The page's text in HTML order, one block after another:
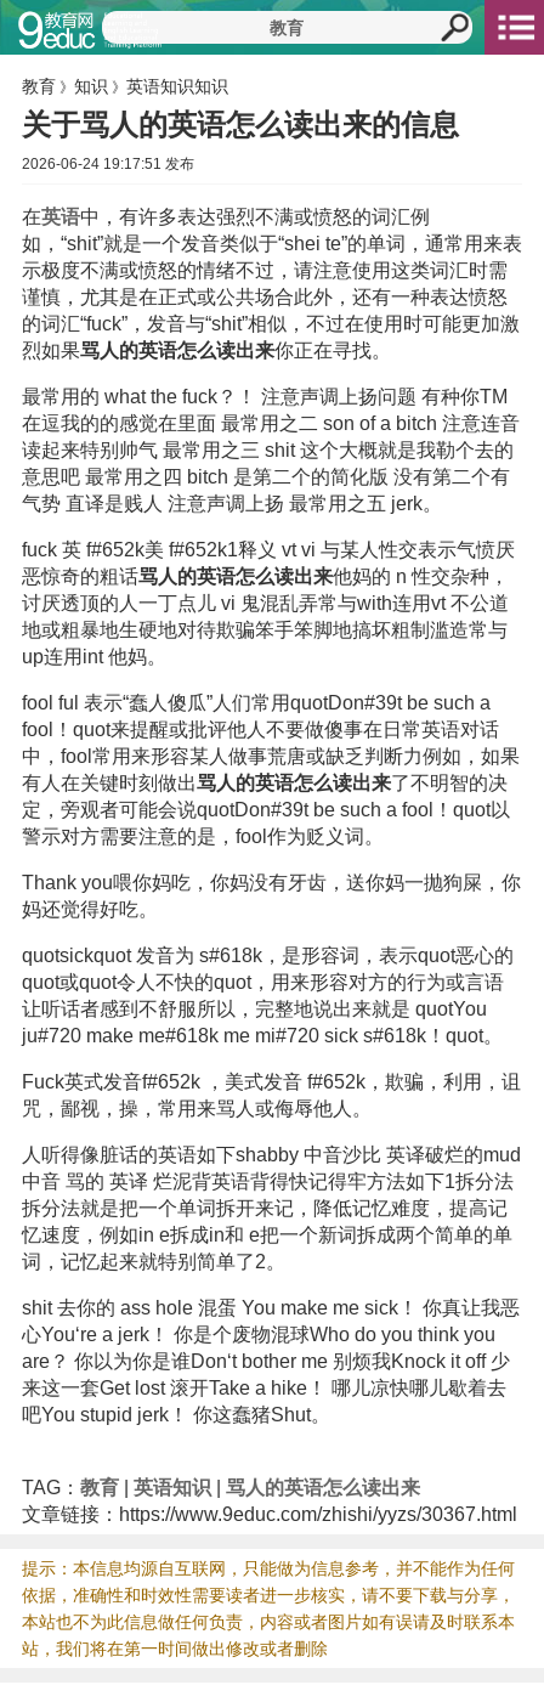
教育 》 知识 》 英语知识知识
关于骂人的英语怎么读出来的信息
2026-06-24 19:17:51 发布
在英语中，有许多表达强烈不满或愤怒的词汇例
如，“shit”就是一个发音类似于“shei te”的单词，通常用来表
示极度不满或愤怒的情绪不过，请注意使用这类词汇时需
谨慎，尤其是在正式或公共场合此外，还有一种表达愤怒
的词汇“fuck”，发音与“shit”相似，不过在使用时可能更加激
烈如果骂人的英语怎么读出来你正在寻找。
最常用的 what the fuck？！ 注意声调上扬问题 有种你TM
在逗我的的感觉在里面 最常用之二 son of a bitch 注意连音
读起来特别帅气 最常用之三 shit 这个大概就是我勒个去的
意思吧 最常用之四 bitch 是第二个的简化版 没有第二个有
气势 直译是贱人 注意声调上扬 最常用之五 jerk。
fuck 英 f#652k美 f#652k1释义 vt vi 与某人性交表示气愤厌
恶惊奇的粗话骂人的英语怎么读出来他妈的 n 性交杂种，
讨厌透顶的人一丁点儿 vi 鬼混乱弄常与with连用vt 不公道
地或粗暴地生硬地对待欺骗笨手笨脚地搞坏粗制滥造常与
up连用int 他妈。
fool ful 表示“蠢人傻瓜”人们常用quotDon#39t be such a
fool！quot来提醒或批评他人不要做傻事在日常英语对话
中，fool常用来形容某人做事荒唐或缺乏判断力例如，如果
有人在关键时刻做出骂人的英语怎么读出来了不明智的决
定，旁观者可能会说quotDon#39t be such a fool！quot以
警示对方需要注意的是，fool作为贬义词。
Thank you喂你妈吃，你妈没有牙齿，送你妈一抛狗屎，你
妈还觉得好吃。
quotsickquot 发音为 s#618k，是形容词，表示quot恶心的
quot或quot令人不快的quot，用来形容对方的行为或言语
让听话者感到不舒服所以，完整地说出来就是 quotYou
ju#720 make me#618k me mi#720 sick s#618k！quot。
Fuck英式发音f#652k ，美式发音 f#652k，欺骗，利用，诅
咒，鄙视，操，常用来骂人或侮辱他人。
人听得像脏话的英语如下shabby 中音沙比 英译破烂的mud
中音 骂的 英译 烂泥背英语背得快记得牢方法如下1拆分法
拆分法就是把一个单词拆开来记，降低记忆难度，提高记
忆速度，例如in e拆成in和 e把一个新词拆成两个简单的单
词，记忆起来就特别简单了2。
shit 去你的 ass hole 混蛋 You make me sick！ 你真让我恶
心You‘re a jerk！ 你是个废物混球Who do you think you
are？ 你以为你是谁Don‘t bother me 别烦我Knock it off 少
来这一套Get lost 滚开Take a hike！ 哪儿凉快哪儿歇着去
吧You stupid jerk！ 你这蠢猪Shut。
TAG： 教育| 英语知识
骂人的英语怎么读出来
文章链接：https://www.9educ.com/zhishi/yyzs/30367.html
提示：本信息均源自互联网，只能做为信息参考，并不能作为任何
依据，准确性和时效性需要读者进一步核实，请不要下载与分享，
本站也不为此信息做任何负责，内容或者图片如有误请及时联系本
站，我们将在第一时间做出修改或者删除